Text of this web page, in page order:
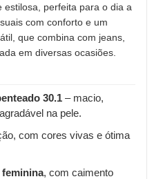
estilosa, perfeita para o dia a
com conforto e um
que combina com jeans,
em diversas ocasiões.
30.1 – macio,
na pele.
com cores vivas e ótima
feminina, com caimento